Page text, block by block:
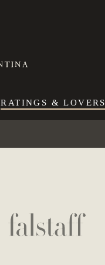
RATINGS & LOVERS